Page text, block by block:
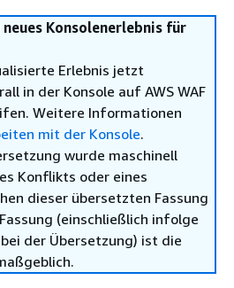
Konsolenerlebnis für
Erlebnis jetzt
in der Konsole auf AWS WAF
Weitere Informationen
mit der Konsole.
wurde maschinell
Konflikts oder eines
dieser übersetzten Fassung
(einschließlich infolge
der Übersetzung) ist die